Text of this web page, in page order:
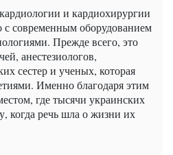
и кардиохирургии
с современным оборудованием
Прежде всего, это
анестезиологов,
сестер и ученых, которая
Именно благодаря этим
где тысячи украинских
когда речь шла о жизни их